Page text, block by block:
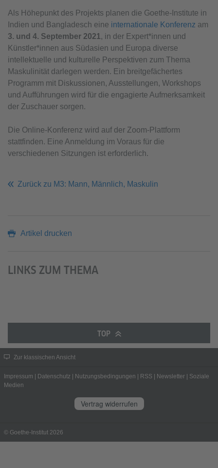
Als Höhepunkt des Projekts planen die Goethe-Institute in
Indien und Bangladesch eine internationale Konferenz am
3. und 4. September 2021, in der Expert*innen und
Künstler*innen aus Südasien und Europa diverse
intellektuelle und kulturelle Perspektiven zum Thema
Maskulinität darlegen werden. Ein breitgefächertes
Programm mit Diskussionen, Ausstellungen, Workshops
und Aufführungen wird für die engagierte Aufmerksamkeit
der Zuschauer sorgen.
Die Online-Konferenz wird auf der Zoom-Plattform
stattfinden. Eine Anmeldung im Voraus für die
verschiedenen Sitzungen ist erforderlich.
Zurück zu M3: Mann, Männlich, Maskulin
Artikel drucken
LINKS ZUM THEMA
TOP
Zur klassischen Ansicht
Impressum Datenschutz Nutzungsbedingungen RSS Newsletter
Soziale
Medien
Vertrag widerrufen
© Goethe-Institut 2026